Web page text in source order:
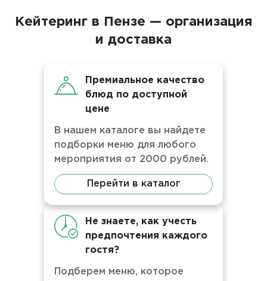
Кейтеринг в Пензе — организация
и доставка
Премиальное качество
блюд по доступной
цене
В нашем каталоге вы найдете
подборки меню для любого
мероприятия от 2000 рублей.
Перейти в каталог
Не знаете, как учесть
предпочтения каждого
гостя?
Подберем меню, которое